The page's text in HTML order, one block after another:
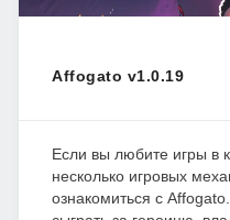
Affogato v1.0.19
Если вы любите игры в
несколько игровых
ознакомиться с